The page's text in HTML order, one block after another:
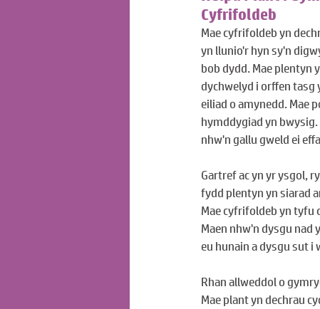
Cyfrifoldeb
Mae cyfrifoldeb yn
yn llunio'r hyn sy'n
bob dydd. Mae plentyn
dychwelyd i orffen tasg
eiliad o amynedd. Mae
hymddygiad yn
nhw'n gallu gweld ei
Gartref ac yn yr ysgol,
fydd plentyn yn siarad
Mae cyfrifoldeb yn tyfu
Maen nhw'n dysgu nad
eu hunain a dysgu sut i
Rhan allweddol o
Mae plant yn dechrau